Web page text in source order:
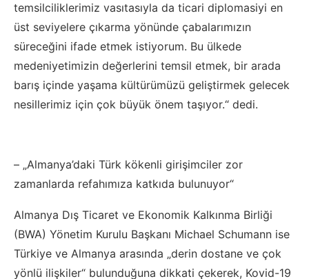
temsilciliklerimiz vasıtasıyla da ticari diplomasiyi en
üst seviyelere çıkarma yönünde çabalarımızın
süreceğini ifade etmek istiyorum. Bu ülkede
medeniyetimizin değerlerini temsil etmek, bir arada
barış içinde yaşama kültürümüzü geliştirmek gelecek
nesillerimiz için çok büyük önem taşıyor.“ dedi.
– „Almanya’daki Türk kökenli girişimciler zor
zamanlarda refahımıza katkıda bulunuyor“
Almanya Dış Ticaret ve Ekonomik Kalkınma Birliği
(BWA) Yönetim Kurulu Başkanı Michael Schumann ise
Türkiye ve Almanya arasında „derin dostane ve çok
yönlü ilişkiler“ bulunduğuna dikkati çekerek, Kovid-19